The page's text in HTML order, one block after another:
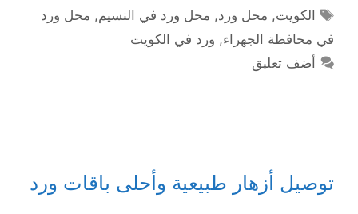
الوسوم
الكويت, محل ورد, محل ورد في النسيم, محل ورد
في محافظة الجهراء, ورد في الكويت
أضف تعليق
توصيل أزهار طبيعية وأحلى باقات ورد